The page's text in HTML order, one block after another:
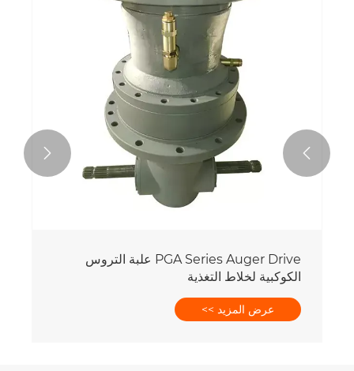
PGA Series Auger Drive علبة التروس
الكوكبية لخلاط التغذية
عرض المزيد >>

